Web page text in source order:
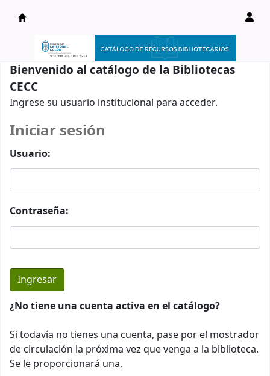
Catálogo en línea
Bienvenido al catálogo de la Bibliotecas
CECC
Ingrese su usuario institucional para acceder.
Iniciar sesión
Usuario:
Contraseña:
¿No tiene una cuenta activa en el catálogo?
Si todavía no tienes una cuenta, pase por el mostrador
de circulación la próxima vez que venga a la biblioteca.
Se le proporcionará una.